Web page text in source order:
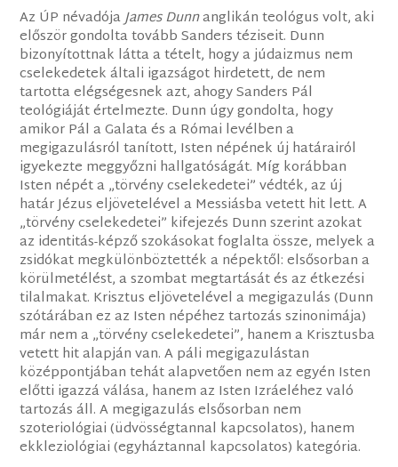
Az ÚP névadójaJames Dunnanglikán teológus volt, aki
először gondolta tovább Sanders téziseit. Dunn
bizonyítottnak látta a tételt, hogy a júdaizmus nem
cselekedetek általi igazságot hirdetett, de nem
tartotta elégségesnek azt, ahogy Sanders Pál
teológiáját értelmezte. Dunn úgy gondolta, hogy
amikor Pál a Galata és a Római levélben a
megigazulásról tanított, Isten népének új határairól
igyekezte meggyőzni hallgatóságát. Míg korábban
Isten népét a „törvény cselekedetei” védték, az új
határ Jézus eljövetelével a Messiásba vetett hit lett. A
„törvény cselekedetei” kifejezés Dunn szerint azokat
az identitás-képző szokásokat foglalta össze, melyek a
zsidókat megkülönböztették a népektől: elsősorban a
körülmetélést, a szombat megtartását és az étkezési
tilalmakat. Krisztus eljövetelével a megigazulás (Dunn
szótárában ez az Isten népéhez tartozás szinonimája)
már nem a „törvény cselekedetei”, hanem a Krisztusba
vetett hit alapján van. A páli megigazulástan
középpontjában tehát alapvetően nem az egyén Isten
előtti igazzá válása, hanem az Isten Izráeléhez való
tartozás áll. A megigazulás elsősorban nem
szoteriológiai (üdvösségtannal kapcsolatos), hanem
ekkleziológiai (egyháztannal kapcsolatos) kategória.